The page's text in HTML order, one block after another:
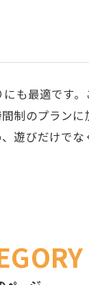
も最適です
制のプラン
遊びだけで